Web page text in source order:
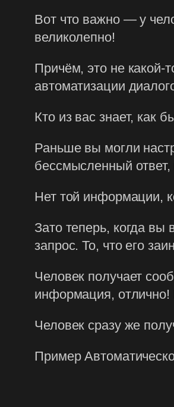
Вот что важно — у
великолепно!
Причём, это не какой-
автоматизации
Кто из вас знает, как
Раньше вы могли
бессмысленный
Нет той информации,
Зато теперь, когда
запрос. То, что его
Человек получает
информация, отлично!
Человек сразу же
Пример